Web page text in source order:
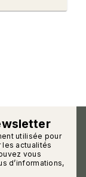
utilisée pour
actualités
vous
d’informations,